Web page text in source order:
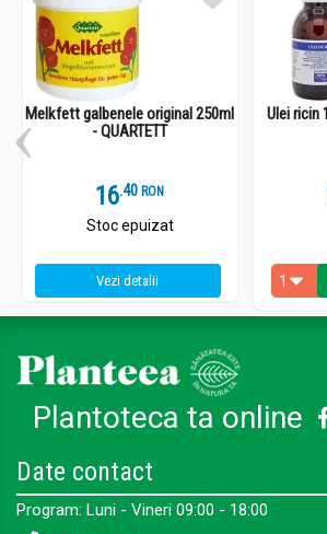
Melkfett galbenele original 250ml
- QUARTETT
16.4 RON
Stoc epuizat
Vezi detalii
Ulei ricin
Plantoteca ta online
Date contact
Program: Luni - Vineri 09:00 - 18:00